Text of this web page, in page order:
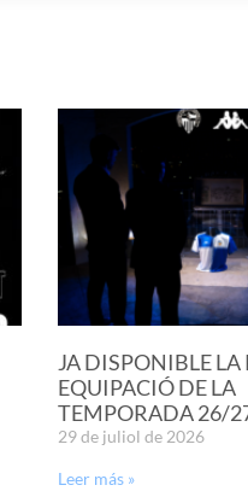
JA DISPONIBLE
EQUIPACIÓ DE LA
TEMPORADA 26/
29 de juliol de 2026
Leer más »